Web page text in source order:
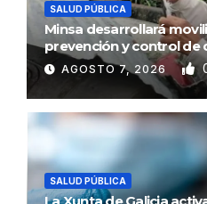
SALUD PÚBLICA
Minsa desarrollará
prevención y control de
AGOSTO 7, 2026
SALUD PÚBLICA